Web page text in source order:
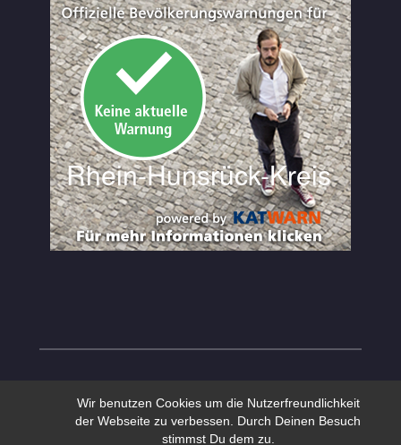
Wir benutzen Cookies um die Nutzerfreundlichkeit
der Webseite zu verbessen. Durch Deinen Besuch
stimmst Du dem zu.